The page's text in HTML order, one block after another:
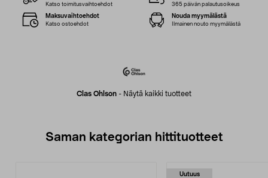
Clas Ohlson - Näytä kaikki tuotteet
Katso toimitusvaihtoehdot 365 päivän palautusoikeus
Maksuvaihtoehdot
Katso ostoehdot
Nouda myymälästä
Ilmainen nouto myymälästä
Saman kategorian hittituotteet
Uutuus